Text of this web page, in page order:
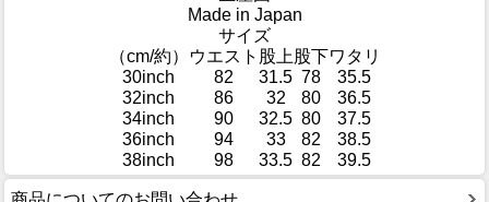
Made in Japan
サイズ
（cm/約）
ウエスト 股上股下 ワタリ
30inch
82 31.5 78
35.5
32inch
86 32 80
36.5
34inch
90 32.5 80
37.5
36inch
94 33 82
38.5
38inch
98 33.5 82 39.5